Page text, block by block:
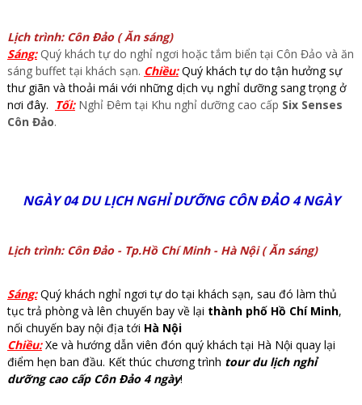
Lịch trình: Côn Đảo ( Ăn sáng)
Sáng:Quý khách tự do nghỉ ngơi hoặc tắm biển tại Côn Đảo và ăn
sáng buffet tại khách sạn. Chiều:Quý khách tự do tận hưởng sự
thư giãn và thoải mái với những dịch vụ nghỉ dưỡng sang trọng ở
nơi đây. Tối:Nghỉ Đêm tại Khu nghỉ dưỡng cao cấp Six Senses
Côn Đảo.
NGÀY 04 DU LỊCH NGHỈ DƯỠNG CÔN ĐẢO 4 NGÀY
Lịch trình: Côn Đảo - Tp.Hồ Chí Minh - Hà Nội ( Ăn sáng)
Sáng:Quý khách nghỉ ngơi tự do tại khách sạn, sau đó làm thủ
tục trả phòng và lên chuyến bay về lại thành phố Hồ Chí Minh,
nối chuyến bay nội địa tới Hà Nội
Chiều:Xe và hướng dẫn viên đón quý khách tại Hà Nội quay lại
điểm hẹn ban đầu. Kết thúc chương trình tour du lịch nghỉ
dưỡng cao cấp Côn Đảo 4 ngày!